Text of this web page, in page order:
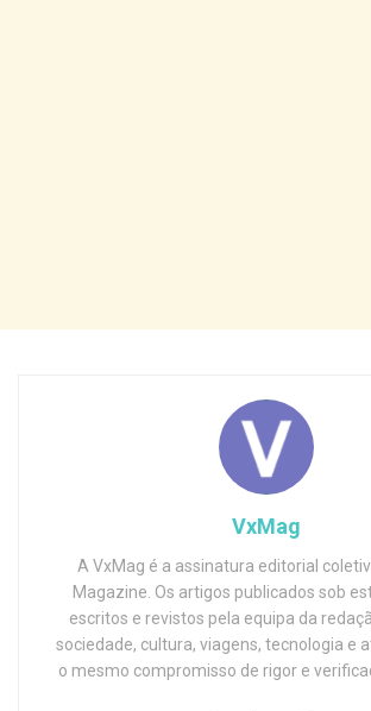
VxMag
A VxMag é a assinatura editorial
Magazine. Os artigos publicados sob
escritos e revistos pela equipa da
sociedade, cultura, viagens, tecnologia e
o mesmo compromisso de rigor e